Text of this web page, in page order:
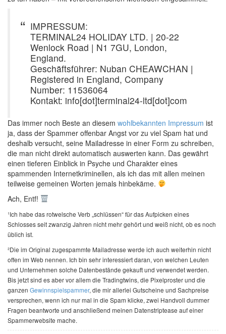
IMPRESSUM:
TERMINAL24 HOLIDAY LTD. | 20-22
Wenlock Road | N1 7GU, London,
England.
Geschäftsführer: Nuban CHEAWCHAN |
Registered in England, Company
Number: 11536064
Kontakt: info[dot]terminal24-ltd[dot]com
Das immer noch Beste an diesem wohlbekannten Impressum ist
ja, dass der Spammer offenbar Angst vor zu viel Spam hat und
deshalb versucht, seine Mailadresse in einer Form zu schreiben,
die man nicht direkt automatisch auswerten kann. Das gewährt
einen tieferen Einblick in Psyche und Charakter eines
spammenden Internetkriminellen, als ich das mit allen meinen
teilweise gemeinen Worten jemals hinbekäme.
Ach, Entf!
¹Ich habe das rotwelsche Verb „schlüssen“ für das Aufpicken eines
Schlosses seit zwanzig Jahren nicht mehr gehört und weiß nicht, ob es noch
üblich ist.
²Die im Original zugespammte Mailadresse werde ich auch weiterhin nicht
offen im Web nennen. Ich bin sehr interessiert daran, von welchen Leuten
und Unternehmen solche Datenbestände gekauft und verwendet werden.
Bis jetzt sind es aber vor allem die Tradingtwins, die Pixelproster und die
ganzen Gewinnspielspammer, die mir allerlei Gutscheine und Sachpreise
versprechen, wenn ich nur mal in die Spam klicke, zwei Handvoll dummer
Fragen beantworte und anschließend meinen Datenstriptease auf einer
Spammerwebsite mache.